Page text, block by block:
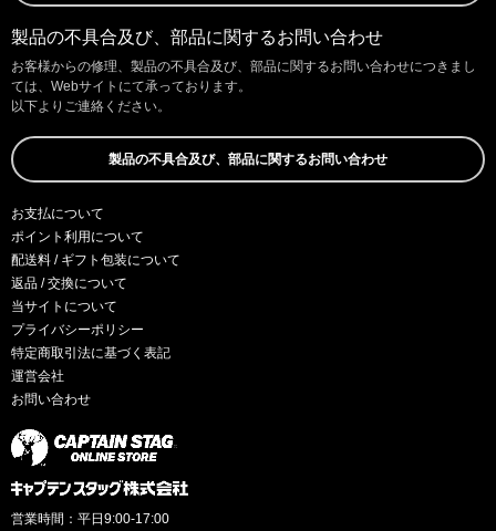
製品の不具合及び、部品に関するお問い合わせ
お客様からの修理、製品の不具合及び、部品に関するお問い合わせにつきまし
ては、Webサイトにて承っております。
以下よりご連絡ください。
製品の不具合及び、部品に関するお問い合わせ
お支払について
ポイント利用について
配送料 / ギフト包装について
返品 / 交換について
当サイトについて
プライバシーポリシー
特定商取引法に基づく表記
運営会社
お問い合わせ
営業時間：平日9:00-17:00